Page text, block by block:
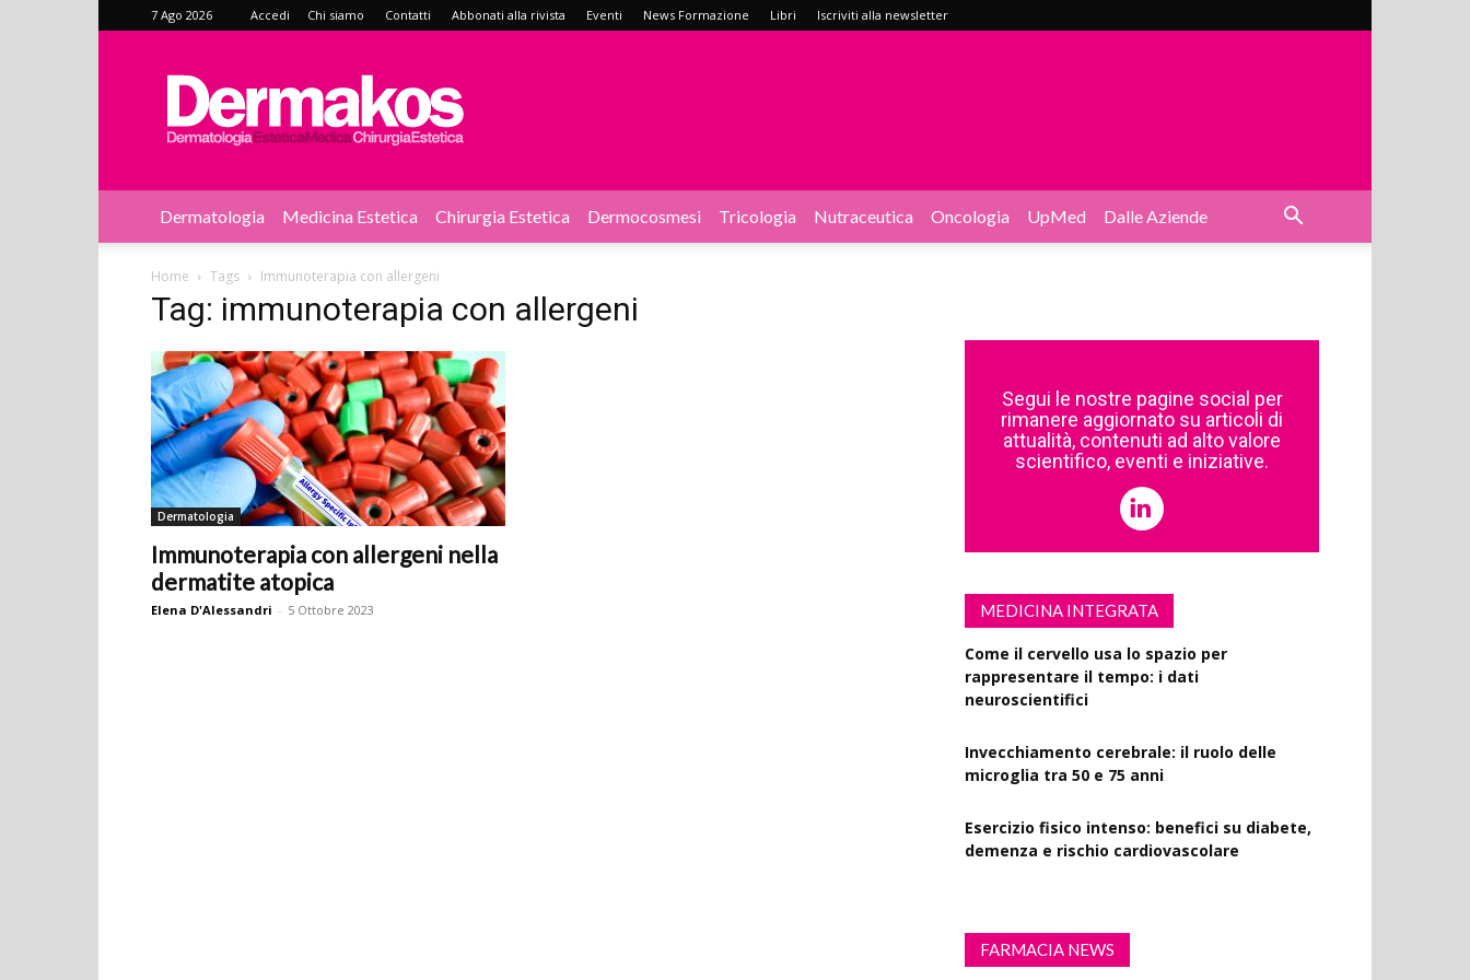
7 Ago 2026 Accedi Chi siamo Contatti Abbonati alla rivista Eventi News Formazione Libri Iscriviti alla newsletter
Dermakos
Dermatologia Medicina Estetica Chirurgia Estetica Dermocosmesi Tricologia Nutraceutica Oncologia UpMed Dalle Aziende
Home Tags Immunoterapia con allergeni
Tag: immunoterapia con allergeni
Dermatologia
Immunoterapia con allergeni nella
dermatite atopica
Elena D'Alessandri - 5 Ottobre 2023
Segui le nostre pagine social per
rimanere aggiornato su articoli di
attualità, contenuti ad alto valore
scientifico, eventi e iniziative.
MEDICINA INTEGRATA
Come il cervello usa lo spazio per
rappresentare il tempo: i dati
neuroscientifici
Invecchiamento cerebrale: il ruolo delle
microglia tra 50 e 75 anni
Esercizio fisico intenso: benefici su diabete,
demenza e rischio cardiovascolare
FARMACIA NEWS